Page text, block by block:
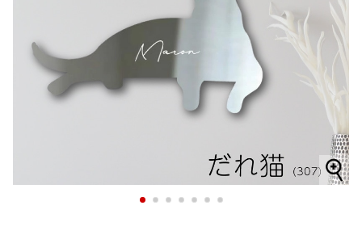
1 2 3 4 5 6 7